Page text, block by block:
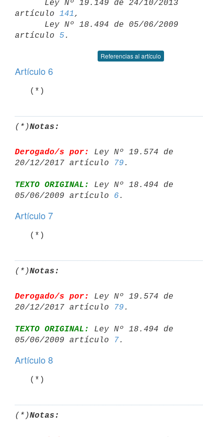
artículo 141 ,
artículo 5
Referencias al artículo
Artículo 6
   (*)
(*)Notas:
Derogado/s por:
Ley Nº 19.574 de
20/12/2017 artículo
79
TEXTO ORIGINAL:
Ley Nº 18.494 de
05/06/2009 artículo 6
Artículo 7
   (*)
(*)Notas:
Derogado/s por:
Ley Nº 19.574 de
20/12/2017 artículo
79
TEXTO ORIGINAL:
Ley Nº 18.494 de
05/06/2009 artículo
7
Artículo 8
   (*)
(*)Notas: